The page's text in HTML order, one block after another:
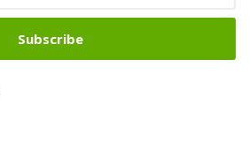
Subscribe